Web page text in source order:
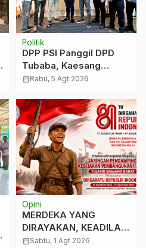
Politik
DPP PSI Panggil DPD
Tubaba, Kaesang
Pangarep Beri Pesan
Hingga TPS Demi
Kemenangan 2029
calendar_monthRabu, 5 Agt 2026
Opini
MERDEKA YANG
DIRAYAKAN, KEADILAN
YANG MASIH
calendar_monthSabtu, 1 Agt 2026